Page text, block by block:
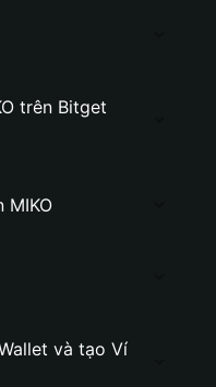
trên Bitget
MIKO
và tạo Ví